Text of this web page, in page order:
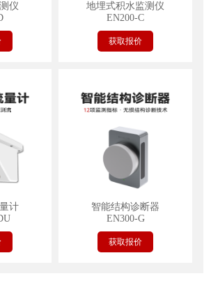
仪
地埋式积水监测仪
EN200-C
获取报价
计
智能结构诊断器
EN300-G
获取报价